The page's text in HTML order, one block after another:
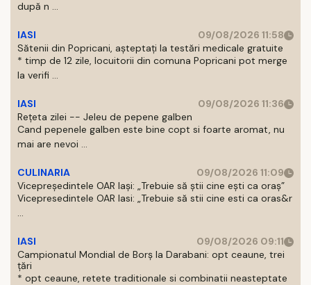
după n ...
IASI
09/08/2026 11:58
Sătenii din Popricani, așteptați la testări medicale gratuite
* timp de 12 zile, locuitorii din comuna Popricani pot merge
la verifi ...
IASI
09/08/2026 11:36
Rețeta zilei -- Jeleu de pepene galben
Cand pepenele galben este bine copt si foarte aromat, nu
mai are nevoi ...
CULINARIA
09/08/2026 11:09
Vicepreședintele OAR Iași: „Trebuie să știi cine ești ca oraș”
Vicepresedintele OAR Iasi: „Trebuie să stii cine esti ca oras&r
...
IASI
09/08/2026 09:11
Campionatul Mondial de Borș la Darabani: opt ceaune, trei
țări
* opt ceaune, retete traditionale si combinatii neasteptate